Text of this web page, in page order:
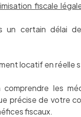
fiscale
un certain délai
locatif en réelle
les
précise de votre
fiscaux.